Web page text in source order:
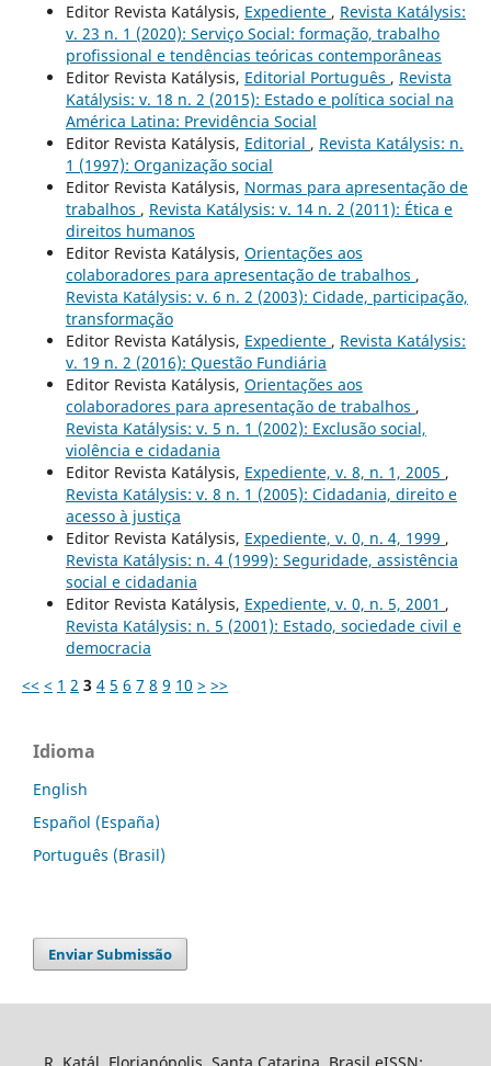
Editor Revista Katálysis, Expediente , Revista Katálysis:
v. 23 n. 1 (2020): Serviço Social: formação, trabalho
profissional e tendências teóricas contemporâneas
Editor Revista Katálysis, Editorial Português , Revista
Katálysis: v. 18 n. 2 (2015): Estado e política social na
América Latina: Previdência Social
Editor Revista Katálysis, Editorial , Revista Katálysis: n.
1 (1997): Organização social
Editor Revista Katálysis, Normas para apresentação de
trabalhos , Revista Katálysis: v. 14 n. 2 (2011): Ética e
direitos humanos
Editor Revista Katálysis, Orientações aos
colaboradores para apresentação de trabalhos ,
Revista Katálysis: v. 6 n. 2 (2003): Cidade, participação,
transformação
Editor Revista Katálysis, Expediente , Revista Katálysis:
v. 19 n. 2 (2016): Questão Fundiária
Editor Revista Katálysis, Orientações aos
colaboradores para apresentação de trabalhos ,
Revista Katálysis: v. 5 n. 1 (2002): Exclusão social,
violência e cidadania
Editor Revista Katálysis, Expediente, v. 8, n. 1, 2005 ,
Revista Katálysis: v. 8 n. 1 (2005): Cidadania, direito e
acesso à justiça
Editor Revista Katálysis, Expediente, v. 0, n. 4, 1999 ,
Revista Katálysis: n. 4 (1999): Seguridade, assistência
social e cidadania
Editor Revista Katálysis, Expediente, v. 0, n. 5, 2001 ,
Revista Katálysis: n. 5 (2001): Estado, sociedade civil e
democracia
<< < 1 2 3 4 5 6 7 8 9 10 > >>
Idioma
English
Español (España)
Português (Brasil)
Enviar Submissão